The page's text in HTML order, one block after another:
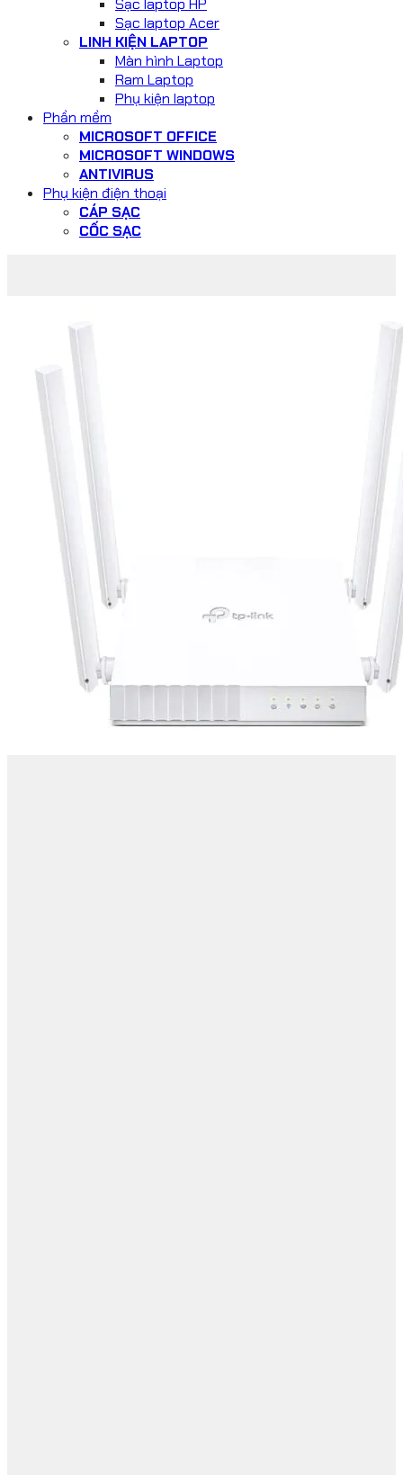
Sạc laptop HP
Sạc laptop Acer
LINH KIỆN LAPTOP
Màn hình Laptop
Ram Laptop
Phụ kiện laptop
Phần mềm
MICROSOFT OFFICE
MICROSOFT WINDOWS
ANTIVIRUS
Phụ kiện điện thoại
CÁP SẠC
CỐC SẠC